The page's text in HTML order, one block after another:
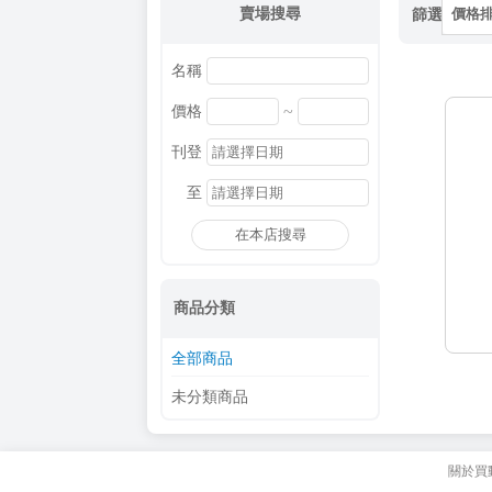
賣場搜尋
名稱
價格 ~
刊登
至
在本店搜尋
商品分類
全部商品
未分類商品
篩選 價格
關於買